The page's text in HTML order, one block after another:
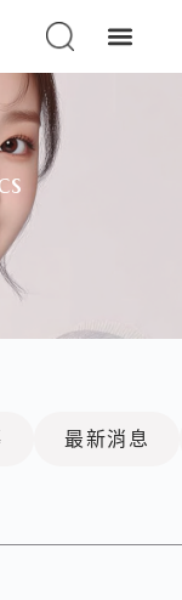
最新消息